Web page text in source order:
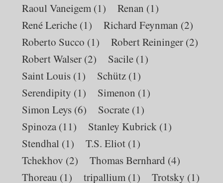
Raoul Vaneigem (1) Renan (1)
René Leriche (1) Richard Feynman (2)
Roberto Succo (1) Robert Reininger (2)
Robert Walser (2) Sacile (1)
Saint Louis (1) Schütz (1)
Serendipity (1) Simenon (1)
Simon Leys (6) Socrate (1)
Spinoza (11) Stanley Kubrick (1)
Stendhal (1) T.S. Eliot (1)
Tchekhov (2) Thomas Bernhard (4)
Thoreau (1) tripallium (1) Trotsky (1)